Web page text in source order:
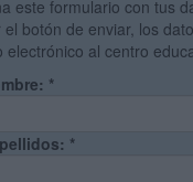
este formulario con tus
el botón de enviar, los
electrónico al centro
*
*